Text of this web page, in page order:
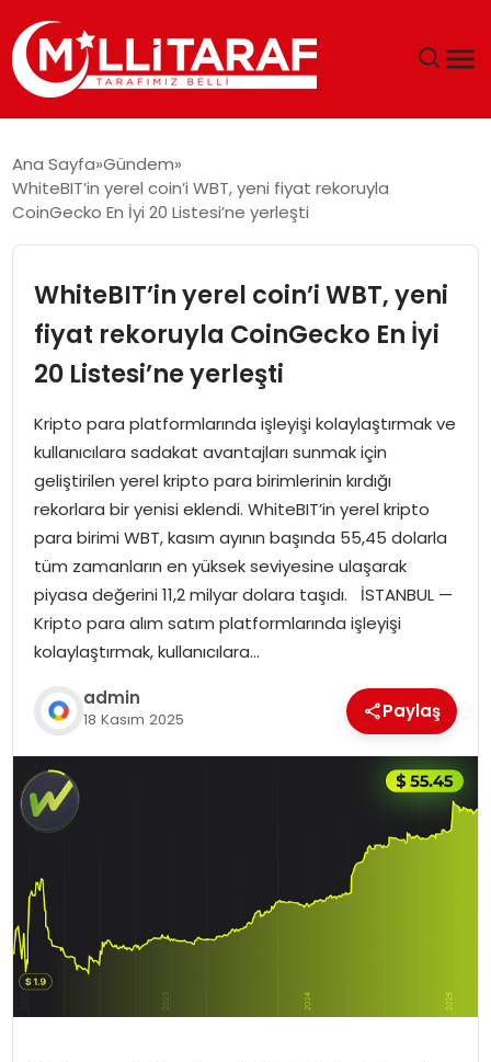
ÖZEL SAYFALAR
SPOR
SIYASET
MAGAZIN
Ana Sayfa Gündem
WhiteBIT’in yerel coin’i WBT, yeni fiyat rekoruyla
CoinGecko En İyi 20 Listesi’ne yerleşti
WhiteBIT’in yerel coin’i WBT, yeni
fiyat rekoruyla CoinGecko En İyi
20 Listesi’ne yerleşti
Kripto para platformlarında işleyişi kolaylaştırmak ve
kullanıcılara sadakat avantajları sunmak için
geliştirilen yerel kripto para birimlerinin kırdığı
rekorlara bir yenisi eklendi. WhiteBIT’in yerel kripto
para birimi WBT, kasım ayının başında 55,45 dolarla
tüm zamanların en yüksek seviyesine ulaşarak
piyasa değerini 11,2 milyar dolara taşıdı. İSTANBUL —
Kripto para alım satım platformlarında işleyişi
kolaylaştırmak, kullanıcılara…
admin
18 Kasım 2025 Paylaş